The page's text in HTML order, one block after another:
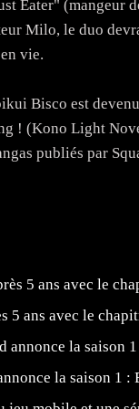
Eater"
Milo, le duo
vie.
Bisco est
! (Kono Light
publiés par
5 ans avec le
la saison 1